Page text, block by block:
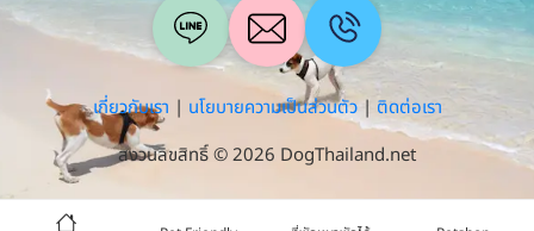
เกี่ยวกับเรา | นโยบายความเป็นส่วนตัว| ติดต่อเรา
สงวนลิขสิทธิ์ © 2026 DogThailand.net